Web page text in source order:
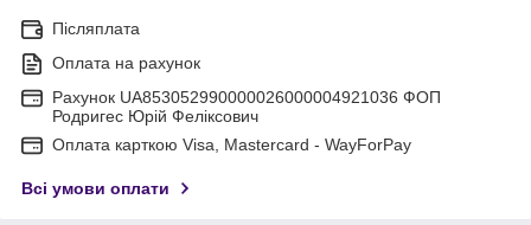
Післяплата
Оплата на рахунок
Рахунок UA853052990000026000004921036 ФОП
Родригес Юрій Феліксович
Оплата карткою Visa, Mastercard - WayForPay
Всі умови оплати